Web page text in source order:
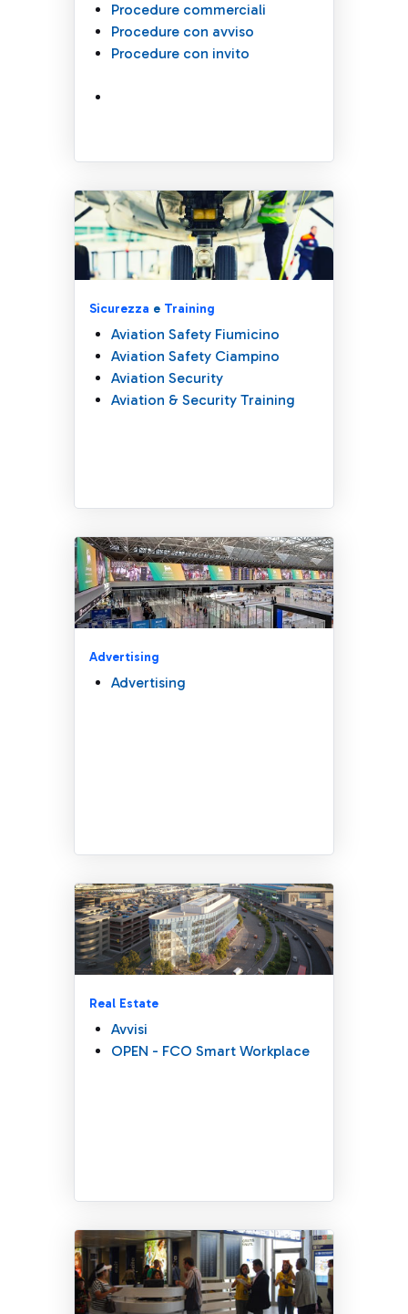
Procedure commerciali
Procedure con avviso
Procedure con invito
Sicurezza e Training
Aviation Safety Fiumicino
Aviation Safety Ciampino
Aviation Security
Aviation & Security Training
Advertising
Advertising
Real Estate
Avvisi
OPEN - FCO Smart Workplace